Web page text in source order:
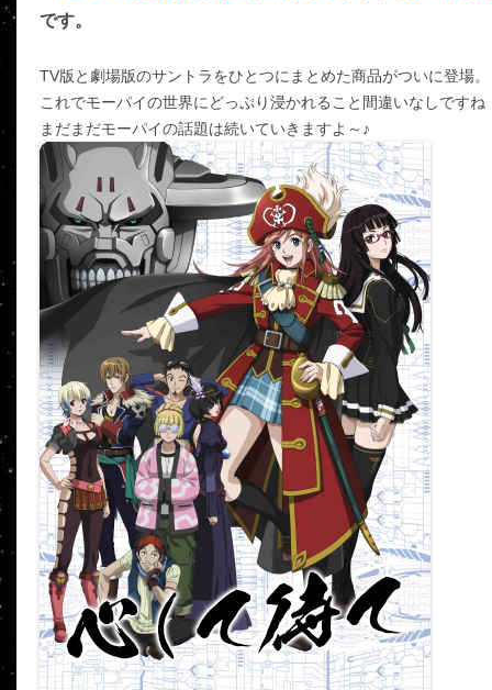
です。
TV版と劇場版のサントラをひとつにまとめた商品がついに登場。
これでモーパイの世界にどっぷり浸かれること間違いなしですね
まだまだモーパイの話題は続いていきますよ～♪